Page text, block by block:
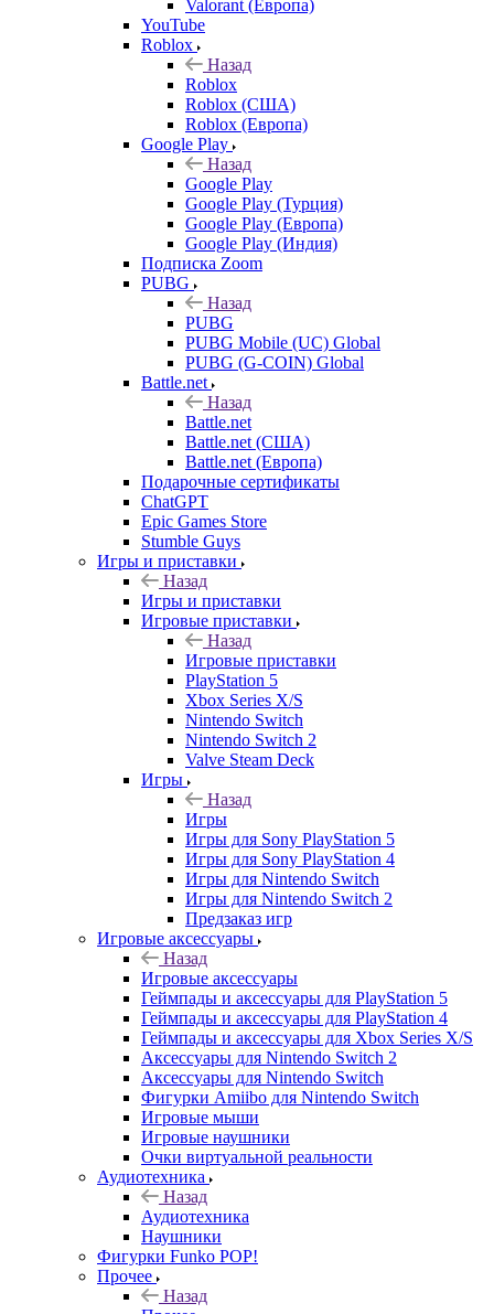
Valorant (Европа)
YouTube
Roblox
Назад
Roblox
Roblox (США)
Roblox (Европа)
Google Play
Назад
Google Play
Google Play (Турция)
Google Play (Европа)
Google Play (Индия)
Подписка Zoom
PUBG
Назад
PUBG
PUBG Mobile (UC) Global
PUBG (G-COIN) Global
Battle.net
Назад
Battle.net
Battle.net (США)
Battle.net (Европа)
Подарочные сертификаты
ChatGPT
Epic Games Store
Stumble Guys
Игры и приставки
Назад
Игры и приставки
Игровые приставки
Назад
Игровые приставки
PlayStation 5
Xbox Series X/S
Nintendo Switch
Nintendo Switch 2
Valve Steam Deck
Игры
Назад
Игры
Игры для Sony PlayStation 5
Игры для Sony PlayStation 4
Игры для Nintendo Switch
Игры для Nintendo Switch 2
Предзаказ игр
Игровые аксессуары
Назад
Игровые аксессуары
Геймпады и аксессуары для PlayStation 5
Геймпады и аксессуары для PlayStation 4
Геймпады и аксессуары для Xbox Series X/S
Аксессуары для Nintendo Switch 2
Аксессуары для Nintendo Switch
Фигурки Amiibo для Nintendo Switch
Игровые мыши
Игровые наушники
Очки виртуальной реальности
Аудиотехника
Назад
Аудиотехника
Наушники
Фигурки Funko POP!
Прочее
Назад